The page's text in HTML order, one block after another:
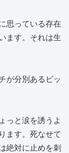
思っている存在
ます。それは生
が分別あるビッ
っと涙を誘うよ
ます。死なせて
絶対に止めを刺